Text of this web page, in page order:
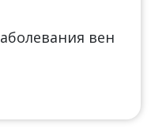
вен